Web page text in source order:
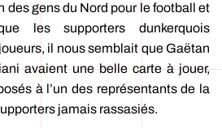
des gens du Nord pour le football et
les supporters dunkerquois
il nous semblait que Gaëtan
avaient une belle carte à jouer,
à l’un des représentants de la
jamais rassasiés.